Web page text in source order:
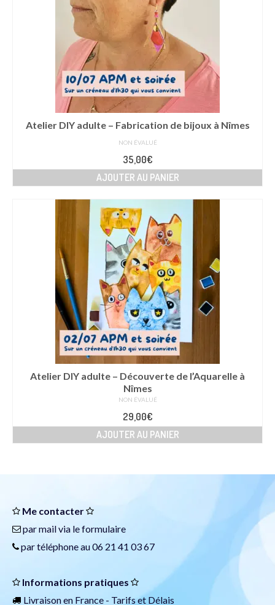
Atelier DIY adulte – Fabrication de bijoux à Nîmes
NON ÉVALUÉ
35,00€
AJOUTER AU PANIER
Atelier DIY adulte – Découverte de l’Aquarelle à
Nîmes
NON ÉVALUÉ
29,00€
AJOUTER AU PANIER
Me contacter
par mail via leformulaire
par téléphone au 06 21 41 03 67
Informations pratiques
Livraison en France - Tarifs et Délais